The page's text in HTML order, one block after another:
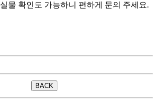
물 확인도 가능하니 편하게 문의 주세요.